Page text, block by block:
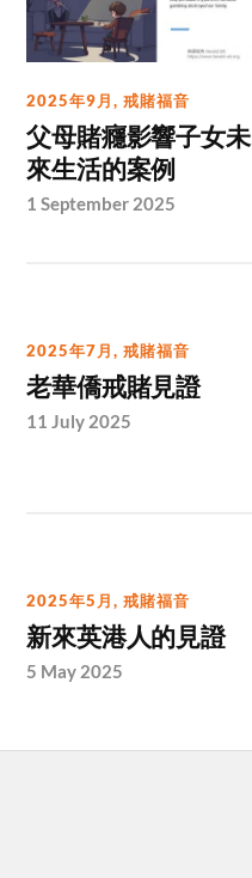
2025年9月,戒賭福音
父母賭癮影響子女未
來生活的案例
1 September 2025
2025年7月,戒賭福音
老華僑戒賭見證
11 July 2025
2025年5月,戒賭福音
新來英港人的見證
5 May 2025